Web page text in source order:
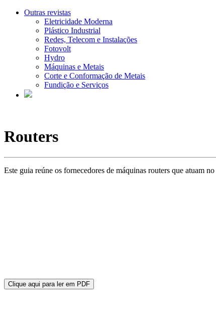
Outras revistas
Eletricidade Moderna
Plástico Industrial
Redes, Telecom e Instalações
Fotovolt
Hydro
Máquinas e Metais
Corte e Conformação de Metais
Fundição e Serviços
Routers
Este guia reúne os fornecedores de máquinas routers que atuam
Clique aqui para ler em PDF